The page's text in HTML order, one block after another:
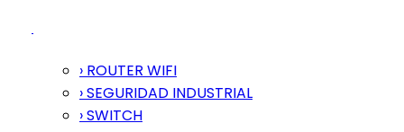
› ROUTER WIFI
› SEGURIDAD INDUSTRIAL
› SWITCH